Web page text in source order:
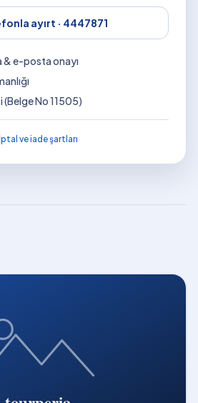
ayırt · 4447871
& e-posta onayı
(Belge No 11505)
İptal ve iade şartları